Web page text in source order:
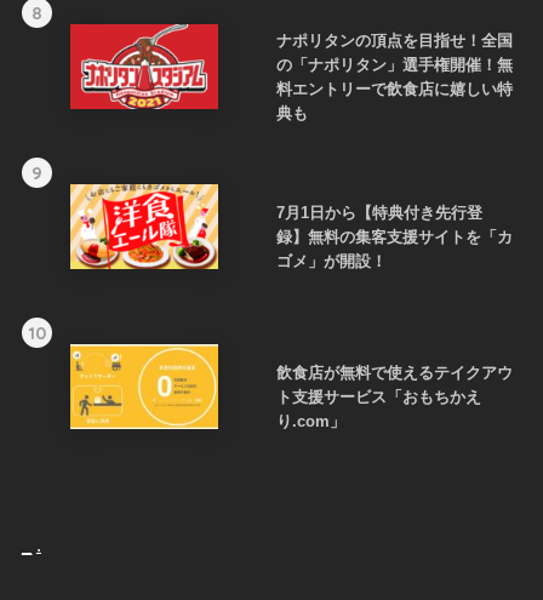
8
ナポリタンの頂点を目指せ！全国
の「ナポリタン」選手権開催！無
料エントリーで飲食店に嬉しい特
典も
9
7月1日から【特典付き先行登
録】無料の集客支援サイトを「カ
ゴメ」が開設！
10
飲食店が無料で使えるテイクアウ
ト支援サービス「おもちかえ
り.com」
.